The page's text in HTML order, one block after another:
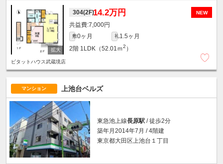
NEW
304(2F)14.2万円
7,000円
敷0ヶ月 礼1.5ヶ月
2階 1LDK（52.01ｍ2 ）
ピタットハウス武蔵境店
マンション 上池台ベルズ
東急池上線長原駅 / 徒歩2分
築年月2014年7月 / 4階建
東京都大田区上池台１丁目